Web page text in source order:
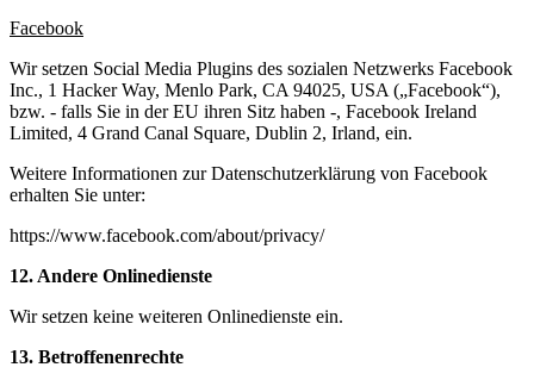
Facebook
Wir setzen Social Media Plugins des sozialen Netzwerks Facebook
Inc., 1 Hacker Way, Menlo Park, CA 94025, USA („Facebook“),
bzw. - falls Sie in der EU ihren Sitz haben -, Facebook Ireland
Limited, 4 Grand Canal Square, Dublin 2, Irland, ein.
Weitere Informationen zur Datenschutzerklärung von Facebook
erhalten Sie unter:
https://www.facebook.com/about/privacy/
12. Andere Onlinedienste
Wir setzen keine weiteren Onlinedienste ein.
13. Betroffenenrechte